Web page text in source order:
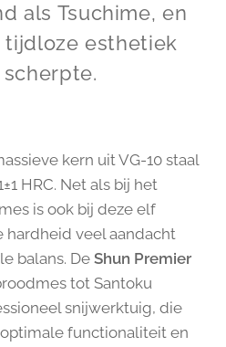
als Tsuchime, en
esthetiek
kern uit VG-10 staal
HRC. Net als bij het
is ook bij deze elf
veel aandacht
balans. De Shun Premier
tot Santoku
snijwerktuig, die
functionaliteit en